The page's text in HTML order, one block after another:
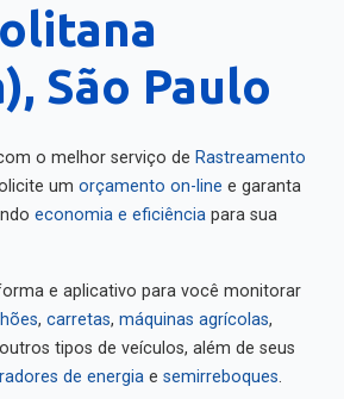
São Paulo
o melhor serviço de Rastreamento
um orçamento on-line e garanta
economia e eficiência para sua
e aplicativo para você monitorar
, carretas, máquinas agrícolas,
tipos de veículos, além de seus
de energia e semirreboques.